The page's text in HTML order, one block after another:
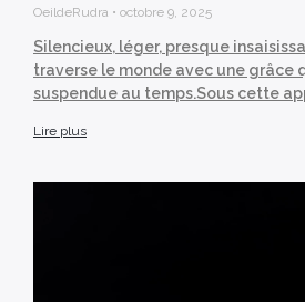
OeildeRudra octobre 9, 2025
Silencieux, léger, presque
traverse le monde avec une grâce
suspendue au temps.Sous cette
Lire plus